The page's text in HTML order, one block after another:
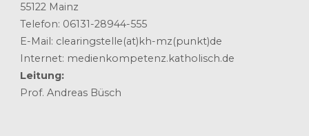
55122 Mainz
Telefon: 06131-28944-555
E-Mail: clearingstelle(at)kh-mz(punkt)de
Internet: medienkompetenz.katholisch.de
Leitung:
Prof. Andreas Büsch